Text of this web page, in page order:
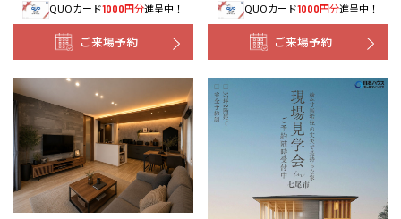
QUOカード1000円分進呈中！
ご来場予約
QUOカード1000円分進呈中！
ご来場予約